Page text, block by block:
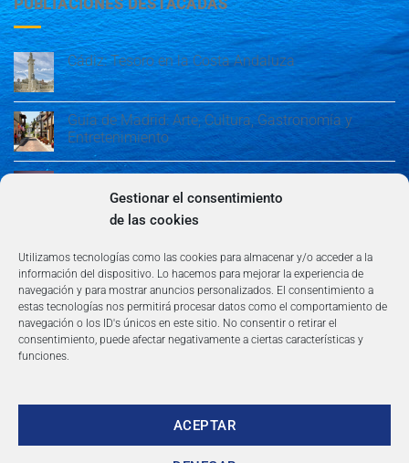
Gestionar el consentimiento
de las cookies
Utilizamos tecnologías como las cookies para almacenar y/o acceder a la
información del dispositivo. Lo hacemos para mejorar la experiencia de
navegación y para mostrar anuncios personalizados. El consentimiento a
estas tecnologías nos permitirá procesar datos como el comportamiento de
navegación o los ID's únicos en este sitio. No consentir o retirar el
consentimiento, puede afectar negativamente a ciertas características y
funciones.
ACEPTAR
PUBLIACIONES DESTACADAS
Cádiz: Tesoro en la Costa Andaluza
Guía de Madrid: Arte, Cultura, Gastronomía y
Entretenimiento
Guía de Madrid: Arte, Cultura, Gastronomía y
Entretenimiento
Copyright 2026 ©360group.es